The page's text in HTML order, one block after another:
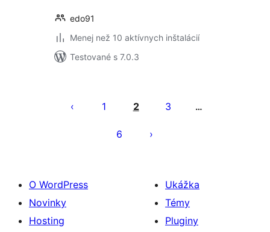
edo91
Menej než 10 aktívnych inštalácií
Testované s 7.0.3
príspevkov
1 2 3 …
6
O WordPress
Novinky
Hosting
Ukážka
Témy
Pluginy